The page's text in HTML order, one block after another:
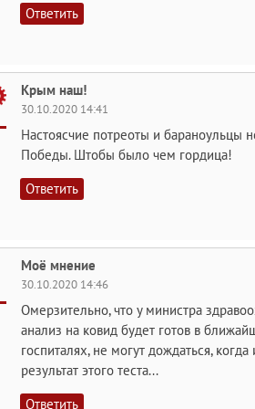
Ответить
Крым наш!
30.10.2020 14:41
Настоясчие потреоты и бараноульцы
Победы. Штобы было чем гордица!
Ответить
Моё мнение
30.10.2020 14:46
Омерзительно, что у министра
анализ на ковид будет готов в
госпиталях, не могут дождаться,
результат этого теста...
Ответить